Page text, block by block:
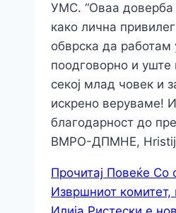
УМС. “Оваа доверба
како лична
обврска да
поодговорно и уште
секој млад човек и
искрено веруваме!
благодарност до
ВМРО-ДПМНЕ,
Прочитај Повеќе Со
Извршниот комитет,